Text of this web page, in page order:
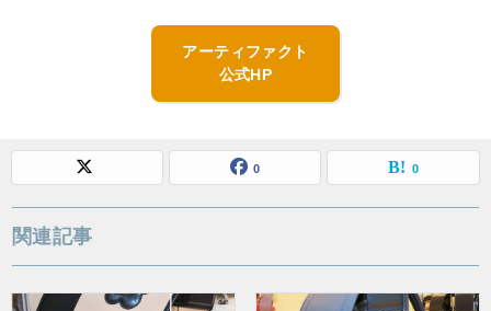
アーティファクト
公式HP
0 0
関連記事